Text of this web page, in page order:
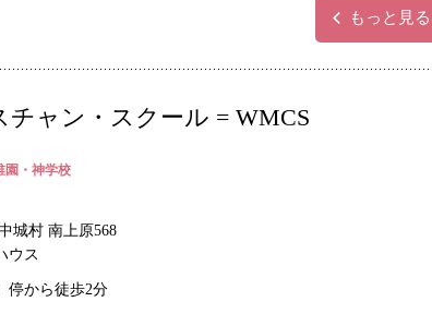
もっと見る
ャン・スクール = WMCS
園・神学校
城村 南上原568
ウス
停から徒歩2分